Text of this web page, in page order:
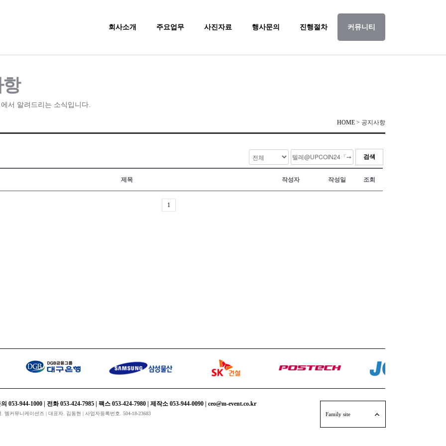
회사소개 주요업무 사진자료 행사문의 진행절차 커뮤니티
서 알려드리는 소식입니다.
HOME > 공지사항
검색
제목 작성자 작성일 조회
1
944-1000 | 전화 053-424-7985 | 팩스 053-424-7980 | 제작소 053-944-0090 | ceo@m-event.co.kr
커뮤니케이션즈 | 대표자. 김동현 | 사업자등록번호. 504-18-23683 Family site